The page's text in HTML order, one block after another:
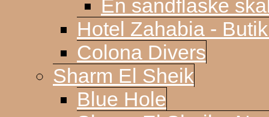
En sandflaske
Hotel Zahabia -
Colona Divers
Sharm El Sheik
Blue Hole